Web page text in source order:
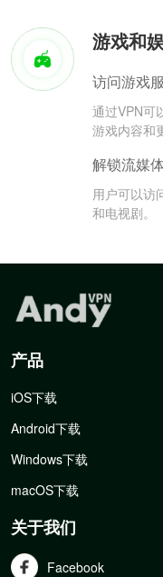
游戏和
访问游戏
通过VPN可
游戏内容和
解锁流媒
用户可以访
和电视剧。
产品
iOS下载
Android下载
Windows下载
macOS下载
关于我们
Facebook